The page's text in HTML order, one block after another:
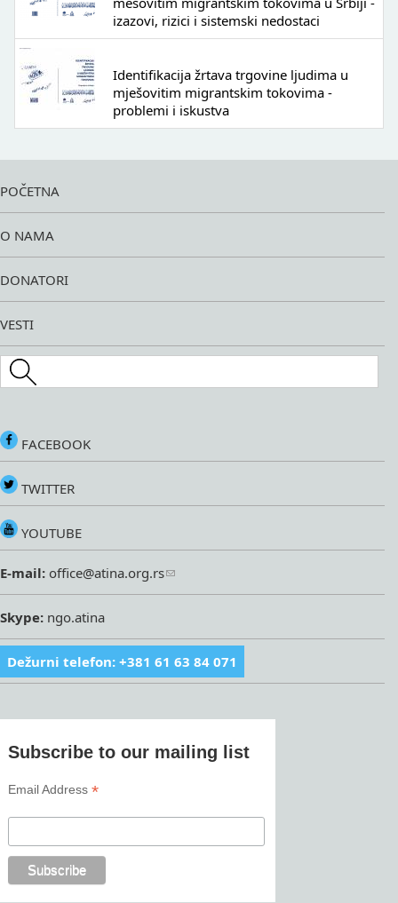
izazovi, rizici i sistemski nedostaci
Identifikacija žrtava trgovine ljudima u
mješovitim migrantskim tokovima -
problemi i iskustva
POČETNA
O NAMA
DONATORI
VESTI
Search this site
FACEBOOK
TWITTER
YOUTUBE
E-mail: office@atina.org.rs
Skype: ngo.atina
Dežurni telefon: +381 61 63 84 071
Subscribe to our mailing list
Email Address*